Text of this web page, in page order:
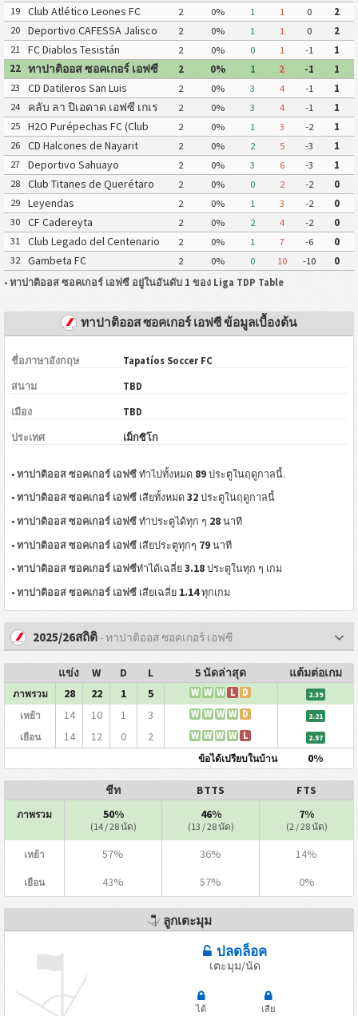
19
Club Atlético Leones FC 2 0% 1 1 0
2
20
Deportivo CAFESSA Jalisco 2 0% 1 1 0
2
21
FC Diablos Tesistán 2 0% 0 1 -1
1
22
ทาปาติออส ซอคเกอร์ เอฟซี 2 0% 1 2 -1
1
23
CD Datileros San Luis 2 0% 3 4 -1
1
24
คลับ ลา ปิเอดาด เอฟซี เกเร
ตาโร
2 0% 3 4 -1
1
25
H2O Purépechas FC (Club
Atlético Morelia II)
2 0% 1 3 -2
1
26
CD Halcones de Nayarit 2 0% 2 5 -3
1
27
Deportivo Sahuayo 2 0% 3 6 -3
1
28
Club Titanes de Querétaro 2 0% 0 2 -2
0
29
Leyendas 2 0% 1 3 -2
0
30
CF Cadereyta 2 0% 2 4 -2
0
31
Club Legado del Centenario 2 0% 1 7 -6
0
32
Gambeta FC 2 0% 0 10 -10
0
• ทาปาติออส ซอคเกอร์ เอฟซี อยู่ในอันดับ 1 ของ Liga TDP Table
ทาปาติออส ซอคเกอร์ เอฟซี ข้อมูลเบื้องต้น
ชื่อภาษาอังกฤษ Tapatíos Soccer FC
สนาม TBD
เมือง TBD
ประเทศ เม็กซิโก
•ทาปาติออส ซอคเกอร์ เอฟซี ทำไปทั้งหมด 89 ประตูในฤดูกาลนี้.
•ทาปาติออส ซอคเกอร์ เอฟซี เสียทั้งหมด32 ประตูในฤดูกาลนี้
•ทาปาติออส ซอคเกอร์ เอฟซี ทำประตูได้ทุก ๆ 28 นาที
•ทาปาติออส ซอคเกอร์ เอฟซี เสียประตูทุกๆ 79 นาที
•ทาปาติออส ซอคเกอร์ เอฟซีทำได้เฉลี่ย3.18 ประตูในทุก ๆ เกม
•ทาปาติออส ซอคเกอร์ เอฟซี เสียเฉลี่ย 1.14ทุกเกม
2025/26สถิติ- ทาปาติออส ซอคเกอร์ เอฟซี
แข่ง W D L 5 นัดล่าสุด แต้มต่อเกม
ภาพรวม 28 22 1 5 W W W L D 2.39
เหย้า 14 10 1 3 W W W W D 2.21
เยือน 14 12 0 2 W W W W L 2.57
ข้อได้เปรียบในบ้าน 0%
ชีท BTTS FTS
ภาพรวม 50%
(14 / 28 นัด)
46%
(13 / 28 นัด)
7%
(2 / 28 นัด)
เหย้า 57% 36% 14%
เยือน 43% 57% 0%
ลูกเตะมุม
ปลดล็อค
เตะมุม/นัด
ได้
เสีย